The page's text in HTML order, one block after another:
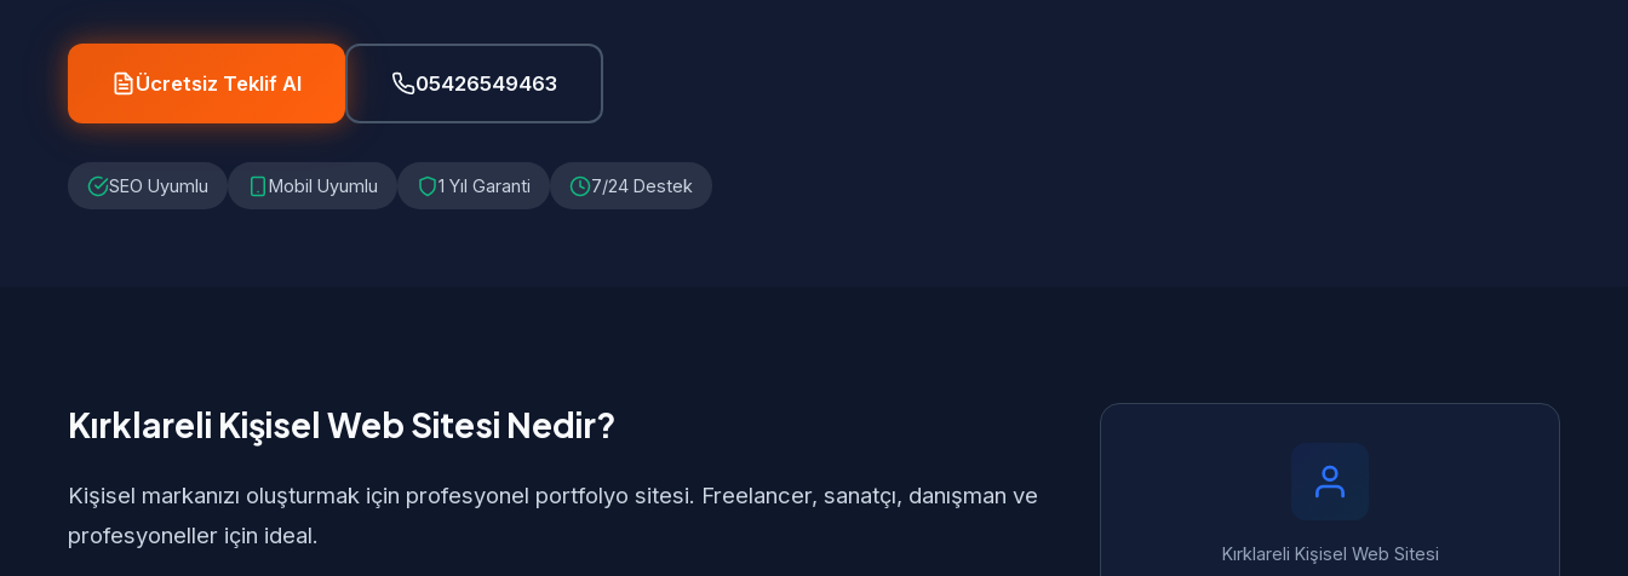
Ücretsiz Teklif Al 05426549463
SEO Uyumlu Mobil Uyumlu 1 Yıl Garanti 7/24 Destek
Kırklareli Kişisel Web Sitesi Nedir?
Kişisel markanızı oluşturmak için profesyonel portfolyo sitesi. Freelancer, sanatçı, danışman ve
profesyoneller için ideal.
Kırklareli Kişisel Web Sitesi